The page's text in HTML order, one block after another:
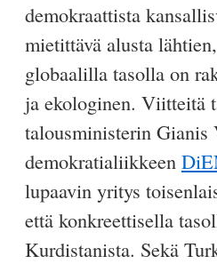
demokraattista
mietittävä alusta
globaalilla tasolla on
ja ekologinen. Viitteitä
talousministerin Gianis
demokratialiikkeen
lupaavin yritys
että konkreettisella
Kurdistanista. Sekä